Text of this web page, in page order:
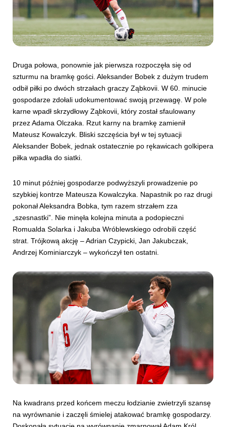
Druga połowa, ponownie jak pierwsza rozpoczęła się od
szturmu na bramkę gości. Aleksander Bobek z dużym trudem
odbił piłki po dwóch strzałach graczy Ząbkovii. W 60. minucie
gospodarze zdołali udokumentować swoją przewagę. W pole
karne wpadł skrzydłowy Ząbkovii, który został sfaulowany
przez Adama Olczaka. Rzut karny na bramkę zamienił
Mateusz Kowalczyk. Bliski szczęścia był w tej sytuacji
Aleksander Bobek, jednak ostatecznie po rękawicach golkipera
piłka wpadła do siatki.
10 minut później gospodarze podwyższyli prowadzenie po
szybkiej kontrze Mateusza Kowalczyka. Napastnik po raz drugi
pokonał Aleksandra Bobka, tym razem strzałem zza
„szesnastki”. Nie minęła kolejna minuta a podopieczni
Romualda Solarka i Jakuba Wróblewskiego odrobili część
strat. Trójkową akcję – Adrian Czypicki, Jan Jakubczak,
Andrzej Kominiarczyk – wykończył ten ostatni.
Na kwadrans przed końcem meczu łodzianie zwietrzyli szansę
na wyrównanie i zaczęli śmielej atakować bramkę gospodarzy.